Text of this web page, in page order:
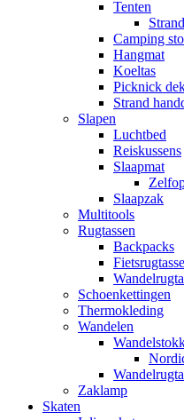
Tenten
Camping
Hangmat
Koeltas
Picknick
Strand
Slapen
Luchtbed
Reiskussens
Slaapmat
Slaapzak
Multitools
Rugtassen
Backpacks
Schoenkettingen
Thermokleding
Wandelen
Zaklamp
Skaten